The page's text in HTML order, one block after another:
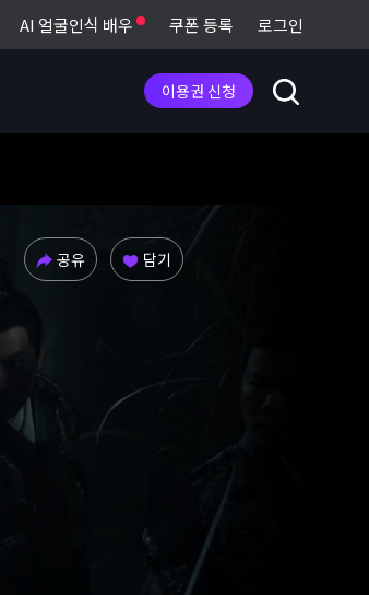
AI 얼굴인식 배우 쿠폰 등록 로그인
이용권 신청
공유 담기